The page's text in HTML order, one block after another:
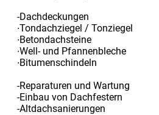
-Dachdeckungen
∙Tondachziegel / Tonziegel
∙Betondachsteine
∙Well- und Pfannenbleche
∙Bitumenschindeln
-Reparaturen und Wartung
-Einbau von Dachfestern
-Altdachsanierungen